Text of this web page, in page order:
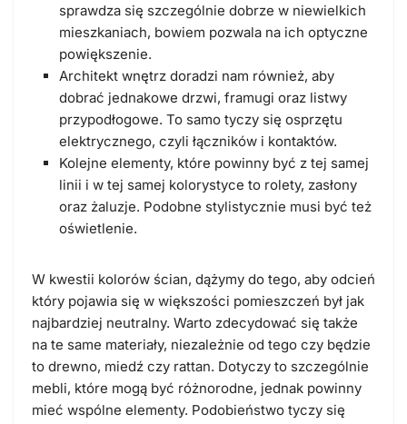
sprawdza się szczególnie dobrze w niewielkich
mieszkaniach, bowiem pozwala na ich optyczne
powiększenie.
Architekt wnętrz doradzi nam również, aby
dobrać jednakowe drzwi, framugi oraz listwy
przypodłogowe. To samo tyczy się osprzętu
elektrycznego, czyli łączników i kontaktów.
Kolejne elementy, które powinny być z tej samej
linii i w tej samej kolorystyce to rolety, zasłony
oraz żaluzje. Podobne stylistycznie musi być też
oświetlenie.
W kwestii kolorów ścian, dążymy do tego, aby odcień
który pojawia się w większości pomieszczeń był jak
najbardziej neutralny. Warto zdecydować się także
na te same materiały, niezależnie od tego czy będzie
to drewno, miedź czy rattan. Dotyczy to szczególnie
mebli, które mogą być różnorodne, jednak powinny
mieć wspólne elementy. Podobieństwo tyczy się